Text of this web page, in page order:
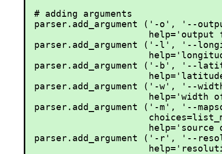
# adding arguments
parser.add_argument ('-o', '--
help='output
parser.add_argument ('-l', '--
parser.add_argument ('-b', '--
parser.add_argument ('-w', '--
help='width
parser.add_argument ('-m', '--
help='source
parser.add_argument ('-r', '--